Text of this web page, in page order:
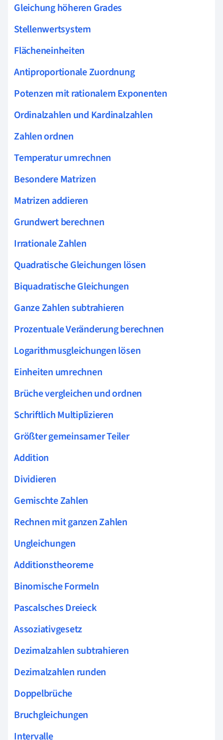
Gleichung höheren Grades
Stellenwertsystem
Flächeneinheiten
Antiproportionale Zuordnung
Potenzen mit rationalem Exponenten
Ordinalzahlen und Kardinalzahlen
Zahlen ordnen
Temperatur umrechnen
Besondere Matrizen
Matrizen addieren
Grundwert berechnen
Irrationale Zahlen
Quadratische Gleichungen lösen
Biquadratische Gleichungen
Ganze Zahlen subtrahieren
Prozentuale Veränderung berechnen
Logarithmusgleichungen lösen
Einheiten umrechnen
Brüche vergleichen und ordnen
Schriftlich Multiplizieren
Größter gemeinsamer Teiler
Addition
Dividieren
Gemischte Zahlen
Rechnen mit ganzen Zahlen
Ungleichungen
Additionstheoreme
Binomische Formeln
Pascalsches Dreieck
Assoziativgesetz
Dezimalzahlen subtrahieren
Dezimalzahlen runden
Doppelbrüche
Bruchgleichungen
Intervalle